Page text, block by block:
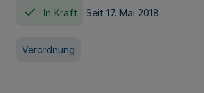
In Kraft Seit 17. Mai 2018
Verordnung